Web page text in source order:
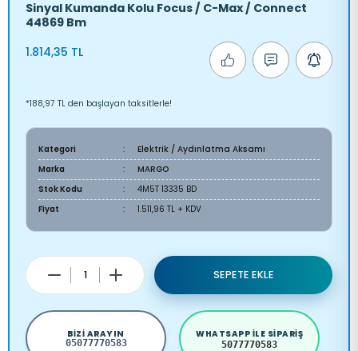
Sinyal Kumanda Kolu Focus / C-Max / Connect
44869 Bm
1.814,35 TL
*188,97 TL den başlayan taksitlerle!
Kategori
Elektrik / Aydınlatma Aksamı
Marka
MARGO
Stok Kodu
4M5T 13335 BD
Fiyat
1.511,96 TL + KDV
SEPETE EKLE
BIZI ARAYIN
05077770583
WHATSAPP ILE SIPARIŞ
5077770583